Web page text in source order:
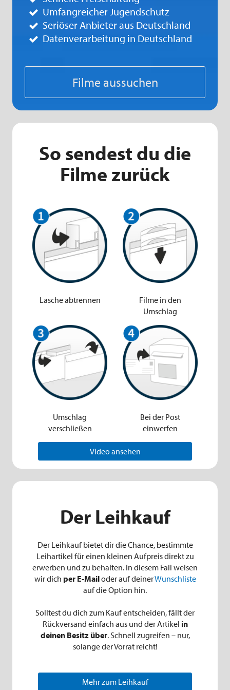
Umfangreicher Jugendschutz
Seriöser Anbieter aus Deutschland
Datenverarbeitung in Deutschland
Filme aussuchen
So sendest du die
Filme zurück
Lasche abtrennen Filme in den
Umschlag
Umschlag
verschließen
Bei der Post
einwerfen
Video ansehen
Der Leihkauf
Der Leihkauf bietet dir die Chance, bestimmte
Leihartikel für einen kleinen Aufpreis direkt zu
erwerben und zu behalten. In diesem Fall weisen
wir dich per E-Mailoder auf deinerWunschliste
auf die Option hin.
Solltest du dich zum Kauf entscheiden, fällt der
Rückversand einfach aus und der Artikel in
deinen Besitz über.Schnell zugreifen – nur,
solange der Vorrat reicht!
Mehr zum Leihkauf